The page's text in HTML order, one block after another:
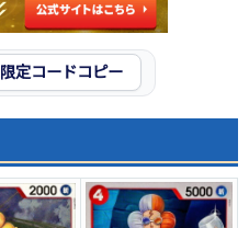
限定コードコピー